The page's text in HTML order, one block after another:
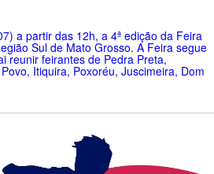
a partir das 12h, a 4ª edição da Feira
Sul de Mato Grosso. A Feira segue
reunir feirantes de Pedra Preta,
Itiquira, Poxoréu, Juscimeira, Dom